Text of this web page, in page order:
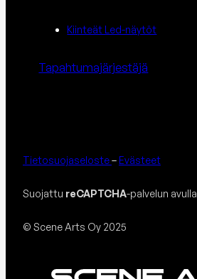
Kiinteät Led-näytöt
Tapahtuma­järjestäjä
Tietosuojaseloste– Evästeet
Suojattu reCAPTCHA-palvelun avulla
© Scene Arts Oy 2025